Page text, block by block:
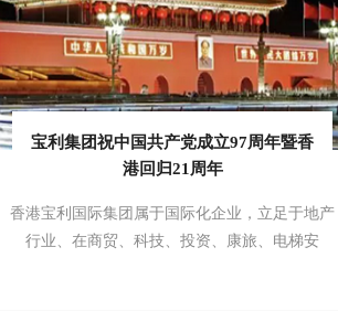
宝利集团祝中国共产党成立97周年暨香
港回归21周年
香港宝利国际集团属于国际化企业，立足于地产
行业、在商贸、科技、投资、康旅、电梯安